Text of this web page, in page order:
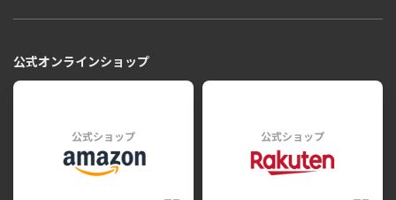
公式オンラインショップ
公式ショップ 公式ショップ